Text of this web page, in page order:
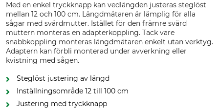
Med en enkel tryckknapp kan vedlängden justeras steglöst
mellan 12 och 100 cm. Längdmätaren är lämplig för alla
sågar med svärdmutter. Istället för den främre svärd
muttern monteras en adapterkoppling. Tack vare
snabbkoppling monteras längdmätaren enkelt utan verktyg.
Adaptern kan förbli monterad under avverkning eller
kvistning med sågen.
Steglöst justering av längd
Inställningsområde 12 till 100 cm
Justering med tryckknapp